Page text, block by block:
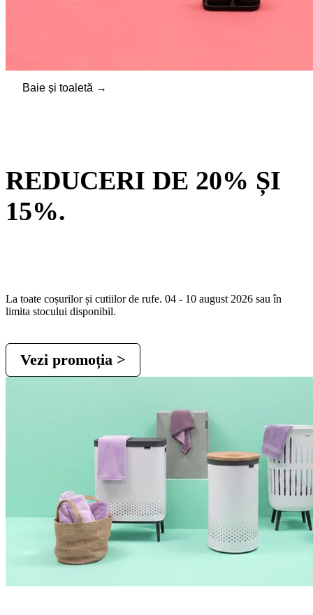
Baie și toaletă →
REDUCERI DE 20% ȘI
15%.
La toate coșurilor și cutiilor de rufe. 04 - 10 august 2026 sau în
limita stocului disponibil.
Vezi promoția >